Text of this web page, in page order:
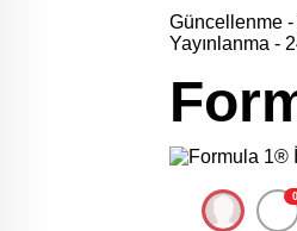
Güncellenme
Yayınlanma -
0